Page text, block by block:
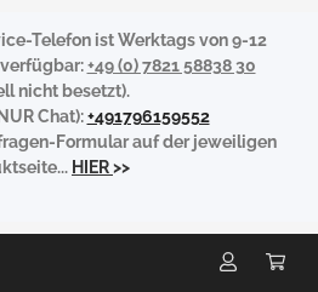
Telefon ist Werktags von 9-12
+49 (0) 7821 58838 30
nicht besetzt).
Chat):+491796159552
Formular auf der jeweiligen
HIER>>